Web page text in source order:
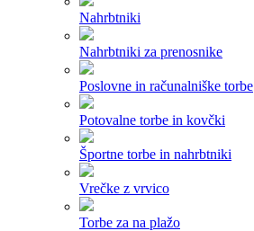
Nahrbtniki
Nahrbtniki za prenosnike
Poslovne in računalniške torbe
Potovalne torbe in kovčki
Športne torbe in nahrbtniki
Vrečke z vrvico
Torbe za na plažo